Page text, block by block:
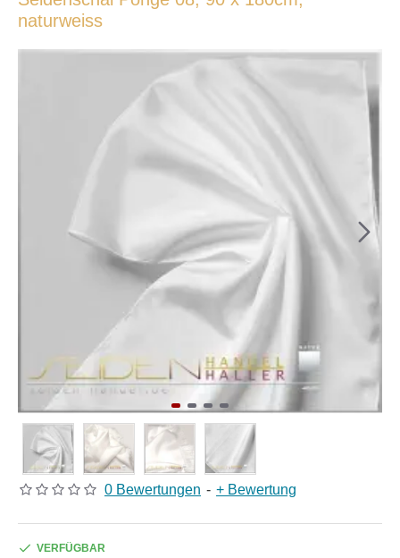
naturweiss
0 Bewertungen - + Bewertung
VERFÜGBAR